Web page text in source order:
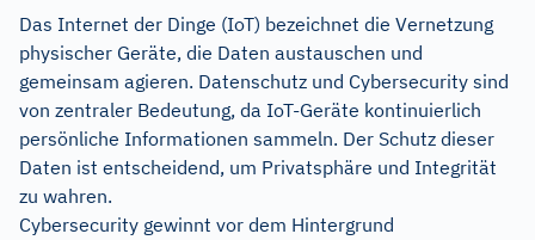
Das Internet der Dinge (IoT) bezeichnet die Vernetzung
physischer Geräte, die Daten austauschen und
gemeinsam agieren. Datenschutz und Cybersecurity sind
von zentraler Bedeutung, da IoT-Geräte kontinuierlich
persönliche Informationen sammeln. Der Schutz dieser
Daten ist entscheidend, um Privatsphäre und Integrität
zu wahren.
Cybersecurity gewinnt vor dem Hintergrund